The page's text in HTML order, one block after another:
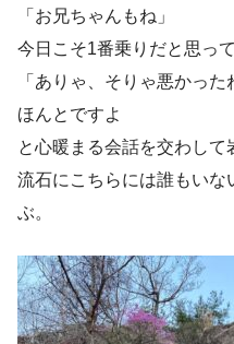
「お兄ちゃんもね」
今日こそ1番乗りだと思って
「ありゃ、そりゃ悪かった
ほんとですよ
と心暖まる会話を交わして
流石にこちらには誰もいな
ぶ。